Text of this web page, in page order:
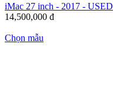
iMac 27 inch - 2017 - USED
14,500,000 đ
Chọn mẫu